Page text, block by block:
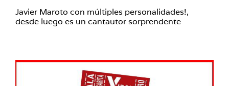
Javier Maroto con múltiples personalidades!,
desde luego es un cantautor sorprendente